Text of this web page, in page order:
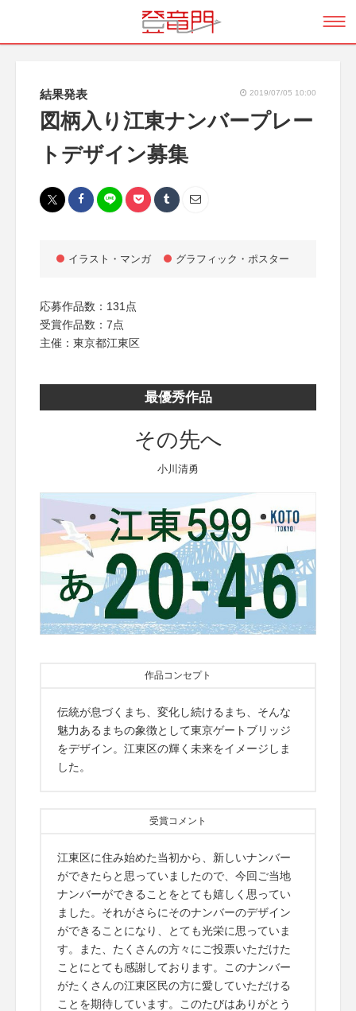
結果発表 2019/07/05 10:00
図柄入り江東ナンバープレー
トデザイン募集
イラスト・マンガ グラフィック・ポスター
応募作品数：131点
受賞作品数：7点
主催：東京都江東区
最優秀作品
その先へ
小川清勇
作品コンセプト
伝統が息づくまち、変化し続けるまち、そんな
魅力あるまちの象徴として東京ゲートブリッジ
をデザイン。江東区の輝く未来をイメージしま
した。
受賞コメント
江東区に住み始めた当初から、新しいナンバー
ができたらと思っていましたので、今回ご当地
ナンバーができることをとても嬉しく思ってい
ました。それがさらにそのナンバーのデザイン
ができることになり、とても光栄に思っていま
す。また、たくさんの方々にご投票いただけた
ことにとても感謝しております。このナンバー
がたくさんの江東区民の方に愛していただける
ことを期待しています。このたびはありがとう